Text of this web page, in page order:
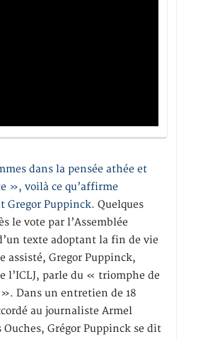
dans la pensée athée et
», voilà ce qu’affirme
Gregor Puppinck. Quelques
le vote par l’Assemblée
texte adoptant la fin de vie
assisté, Gregor Puppinck,
l’ICLJ, parle du « triomphe de
Dans un entretien de 18
au journaliste Armel
Ouches, Grégor Puppinck se dit